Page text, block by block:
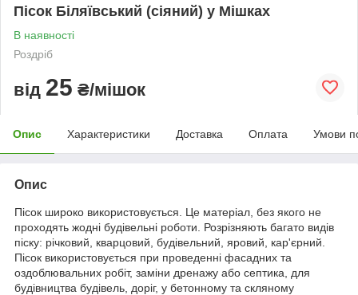
Пісок Біляївський (сіяний) у Мішках
В наявності
Роздріб
від 25 ₴/мішок
Опис Характеристики Доставка Оплата Умови
Опис
Пісок широко використовується. Це матеріал, без якого не
проходять жодні будівельні роботи. Розрізняють багато видів
піску: річковий, кварцовий, будівельний, яровий, кар'єрний.
Пісок використовується при проведенні фасадних та
оздоблювальних робіт, заміни дренажу або септика, для
будівництва будівель, доріг, у бетонному та скляному